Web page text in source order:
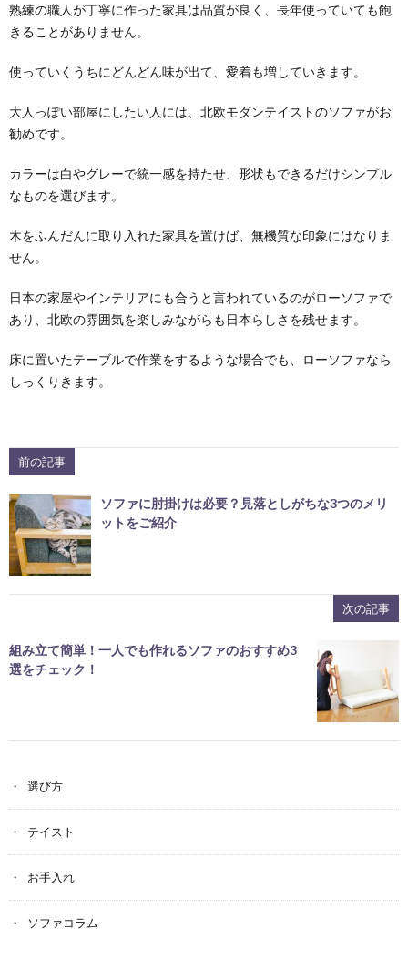
熟練の職人が丁寧に作った家具は品質が良く、長年使っていても飽
きることがありません。
使っていくうちにどんどん味が出て、愛着も増していきます。
大人っぽい部屋にしたい人には、北欧モダンテイストのソファがお
勧めです。
カラーは白やグレーで統一感を持たせ、形状もできるだけシンプル
なものを選びます。
木をふんだんに取り入れた家具を置けば、無機質な印象にはなりま
せん。
日本の家屋やインテリアにも合うと言われているのがローソファで
あり、北欧の雰囲気を楽しみながらも日本らしさを残せます。
床に置いたテーブルで作業をするような場合でも、ローソファなら
しっくりきます。
前の記事
ソファに肘掛けは必要？見落としがちな3つのメリ
ットをご紹介
次の記事
組み立て簡単！一人でも作れるソファのおすすめ3
選をチェック！
選び方
テイスト
お手入れ
ソファコラム